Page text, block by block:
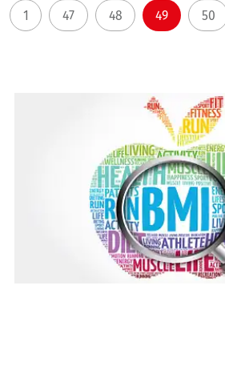
1 47 48 49 50